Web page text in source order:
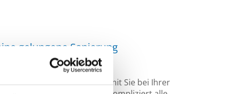
gelungene Sanierung
Leistungsspektrum, damit Sie bei Ihrer